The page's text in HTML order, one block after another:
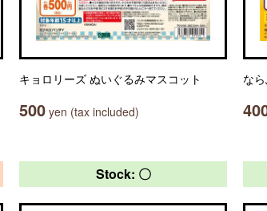
キョロリーズ ぬいぐるみマスコット
500 yen (tax included)
な
Stock: 〇